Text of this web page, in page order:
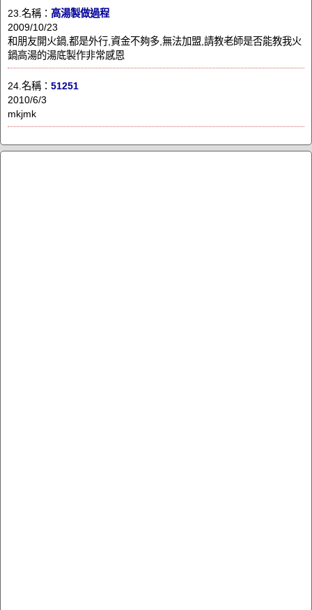
23.名稱： 高湯製做過程
2009/10/23
和朋友開火鍋,都是外行,資金不夠多,無法加盟,請教老師是否能教我火
鍋高湯的湯底製作非常感恩
24.名稱： 51251
2010/6/3
mkjmk